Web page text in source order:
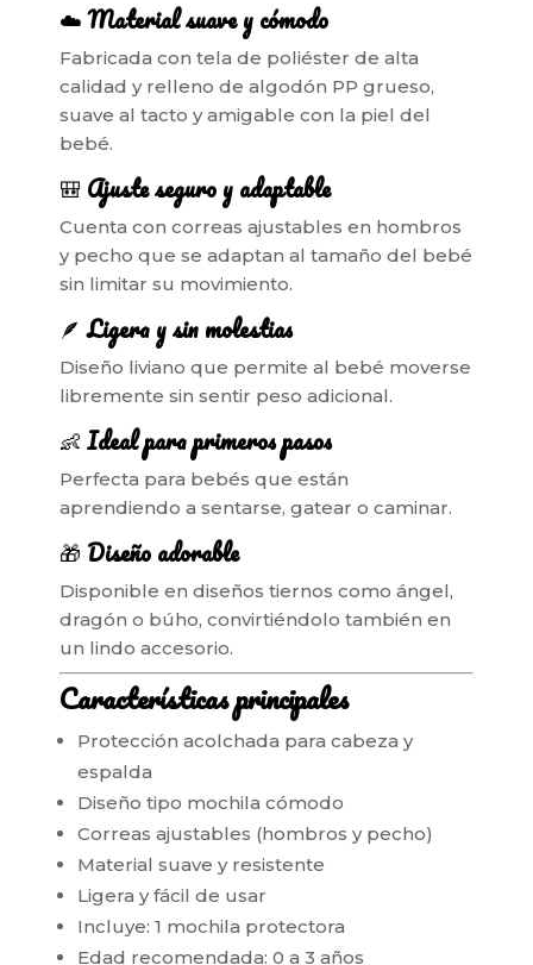
☁️Material suave y cómodo
Fabricada con tela de poliéster de alta
calidad y relleno de algodón PP grueso,
suave al tacto y amigable con la piel del
bebé.
🎒 Ajuste seguro y adaptable
Cuenta con correas ajustables en hombros
y pecho que se adaptan al tamaño del bebé
sin limitar su movimiento.
🪶Ligera y sin molestias
Diseño liviano que permite al bebé moverse
libremente sin sentir peso adicional.
👶Ideal para primeros pasos
Perfecta para bebés que están
aprendiendo a sentarse, gatear o caminar.
🎁 Diseño adorable
Disponible en diseños tiernos como ángel,
dragón o búho, convirtiéndolo también en
un lindo accesorio.
Características principales
Protección acolchada para cabeza y
espalda
Diseño tipo mochila cómodo
Correas ajustables (hombros y pecho)
Material suave y resistente
Ligera y fácil de usar
Incluye: 1 mochila protectora
Edad recomendada: 0 a 3 años